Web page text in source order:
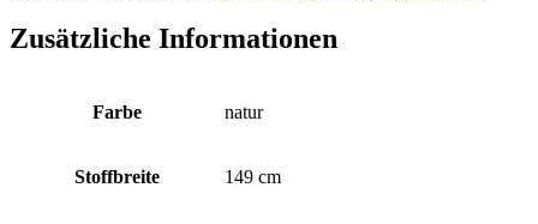
Zusätzliche Informationen
Farbe natur
Stoffbreite 149 cm